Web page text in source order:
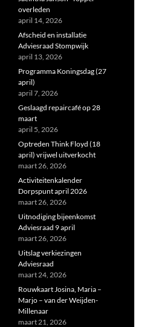
overleden
april 14, 2026
Afscheid en installatie
Adviesraad Stompwijk
april 13, 2026
Programma Koningsdag (27
april)
april 7, 2026
Geslaagd repaircafé op 28
maart
april 5, 2026
Optreden Think Floyd (18
april) vrijwel uitverkocht
maart 26, 2026
Activiteitenkalender
Dorpspunt april 2026
maart 26, 2026
Uitnodiging bijeenkomst
Adviesraad 9 april
maart 26, 2026
Uitslag verkiezingen
Adviesraad
maart 24, 2026
Rouwkaart Josina, Maria –
Marjo – van der Weijden-
Millenaar
maart 21, 2026